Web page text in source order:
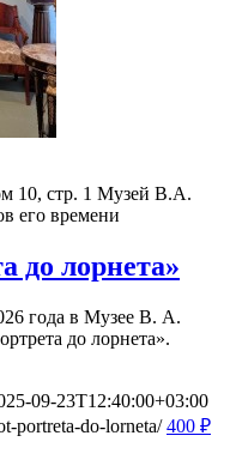
10, стр. 1 Музей В.А.
его времени
до лорнета»
года в Музее В. А.
до лорнета».
09-23T12:40:00+03:00
portreta-do-lorneta/ 400 ₽